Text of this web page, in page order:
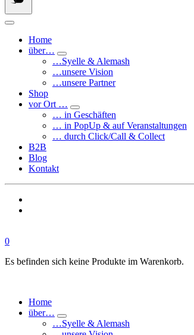
Home
über…
…Syelle & Alemash
…unsere Vision
…unsere Partner
Shop
vor Ort …
… in Geschäften
… in PopUp & auf Veranstaltungen
… durch Click/Call & Collect
B2B
Blog
Kontakt
0
Es befinden sich keine Produkte im Warenkorb.
Home
über…
…Syelle & Alemash